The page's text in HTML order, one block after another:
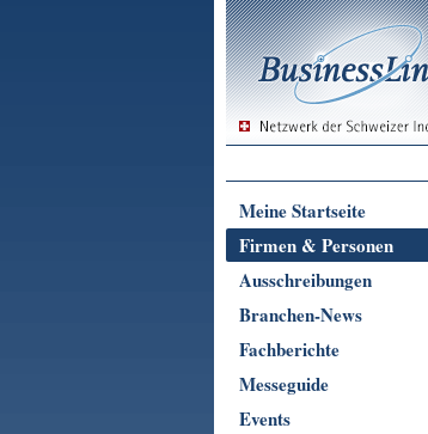
Meine Startseite
Firmen & Personen
Ausschreibungen
Branchen-News
Fachberichte
Messeguide
Events